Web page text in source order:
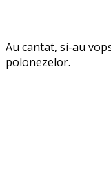
Au cantat, si-au
polonezelor.